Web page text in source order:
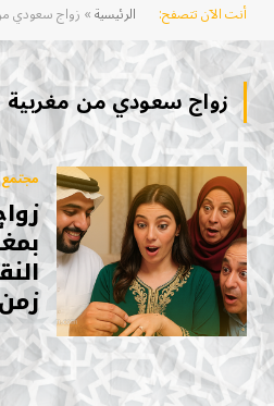
أنت الآن تتصفح: الرئيسية» زواج سعودي
زواج سعودي من مغربية
مجتمع